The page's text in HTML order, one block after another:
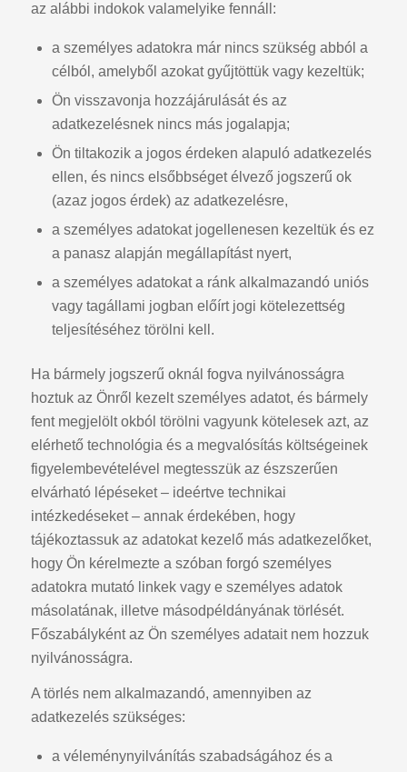
az alábbi indokok valamelyike fennáll:
a személyes adatokra már nincs szükség abból a
célból, amelyből azokat gyűjtöttük vagy kezeltük;
Ön visszavonja hozzájárulását és az
adatkezelésnek nincs más jogalapja;
Ön tiltakozik a jogos érdeken alapuló adatkezelés
ellen, és nincs elsőbbséget élvező jogszerű ok
(azaz jogos érdek) az adatkezelésre,
a személyes adatokat jogellenesen kezeltük és ez
a panasz alapján megállapítást nyert,
a személyes adatokat a ránk alkalmazandó uniós
vagy tagállami jogban előírt jogi kötelezettség
teljesítéséhez törölni kell.
Ha bármely jogszerű oknál fogva nyilvánosságra
hoztuk az Önről kezelt személyes adatot, és bármely
fent megjelölt okból törölni vagyunk kötelesek azt, az
elérhető technológia és a megvalósítás költségeinek
figyelembevételével megtesszük az észszerűen
elvárható lépéseket – ideértve technikai
intézkedéseket – annak érdekében, hogy
tájékoztassuk az adatokat kezelő más adatkezelőket,
hogy Ön kérelmezte a szóban forgó személyes
adatokra mutató linkek vagy e személyes adatok
másolatának, illetve másodpéldányának törlését.
Főszabályként az Ön személyes adatait nem hozzuk
nyilvánosságra.
A törlés nem alkalmazandó, amennyiben az
adatkezelés szükséges:
a véleménynyilvánítás szabadságához és a